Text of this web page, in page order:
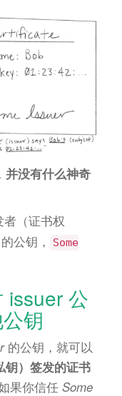
并没有什么神奇
（证书权
的公钥，
Some
issuer 公
钥
的公钥，就可以
钥）签发的证书
果你信任 Some